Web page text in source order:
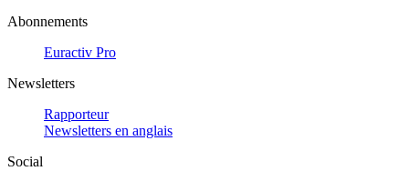
Abonnements
Euractiv Pro
Newsletters
Rapporteur
Newsletters en anglais
Social